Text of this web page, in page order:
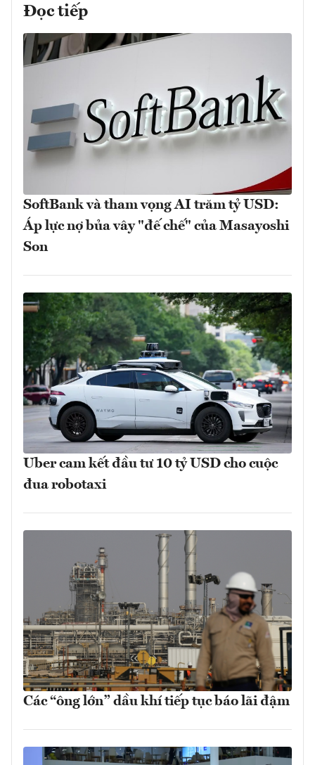
Đọc tiếp
SoftBank và tham vọng AI trăm tỷ USD:
Áp lực nợ bủa vây "đế chế" của Masayoshi
Son
Uber cam kết đầu tư 10 tỷ USD cho cuộc
đua robotaxi
Các “ông lớn” dầu khí tiếp tục báo lãi đậm